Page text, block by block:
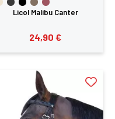
Licol Malibu Canter
24,90 €